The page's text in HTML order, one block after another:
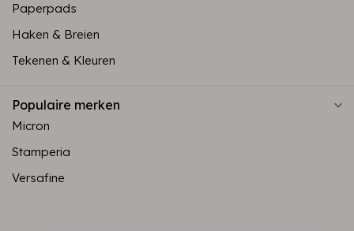
Paperpads
Haken & Breien
Tekenen & Kleuren
Populaire merken
Micron
Stamperia
Versafine